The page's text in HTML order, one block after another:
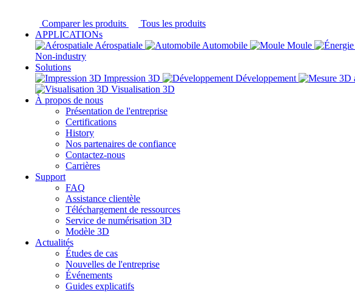
Comparer les produits
Tous les produits
APPLICATIONs
Aérospatiale
Automobile Moule
Non-industry
Solutions
Impression 3D
Développement
Visualisation 3D
À propos de nous
Présentation de l'entreprise
Certifications
History
Nos partenaires de confiance
Contactez-nous
Carrières
Support
FAQ
Assistance clientèle
Téléchargement de ressources
Service de numérisation 3D
Modèle 3D
Actualités
Études de cas
Nouvelles de l'entreprise
Événements
Guides explicatifs